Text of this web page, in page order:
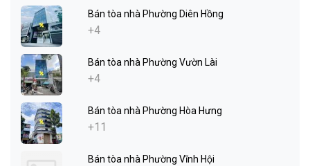
Bán tòa nhà Phường Diên Hồng
+4
Bán tòa nhà Phường Vườn Lài
+4
Bán tòa nhà Phường Hòa Hưng
+11
Bán tòa nhà Phường Vĩnh Hội